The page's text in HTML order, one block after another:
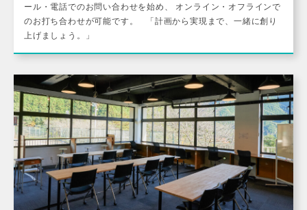
ール・電話でのお問い合わせを始め、 オンライン・オフラインで
のお打ち合わせが可能です。 「計画から実現まで、一緒に創り
上げましょう。」